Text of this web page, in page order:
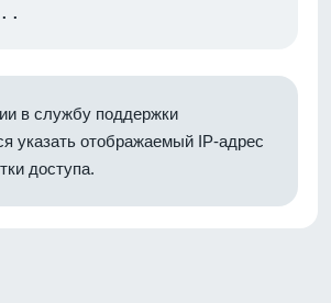
в службу поддержки
указать отображаемый IP-адрес
доступа.